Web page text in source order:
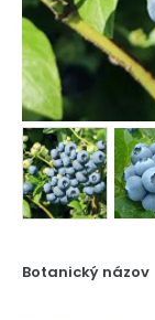
Botanický názov